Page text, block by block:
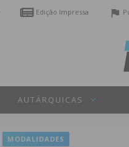
Edição Impressa
AUTÁRQUICAS
MODALIDADES